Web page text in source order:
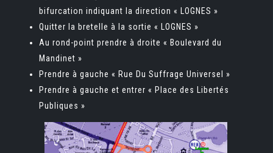
bifurcation indiquant la direction « LOGNES »
Quitter la bretelle à la sortie « LOGNES »
Au rond-point prendre à droite « Boulevard du
Mandinet »
Prendre à gauche « Rue Du Suffrage Universel »
Prendre à gauche et entrer « Place des Libertés
Publiques »